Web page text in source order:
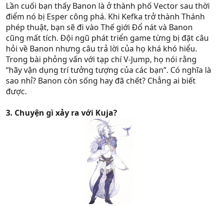
Lần cuối bạn thấy Banon là ở thành phố Vector sau thời
điểm nó bị Esper công phá. Khi Kefka trở thành Thánh
phép thuật, bạn sẽ đi vào Thế giới Đổ nát và Banon
cũng mất tích. Đội ngũ phát triển game từng bị đặt câu
hỏi về Banon nhưng câu trả lời của họ khá khó hiểu.
Trong bài phỏng vấn với tạp chí V-Jump, họ nói rằng
“hãy vận dụng trí tưởng tượng của các bạn”. Có nghĩa là
sao nhỉ? Banon còn sống hay đã chết? Chẳng ai biết
được.
3. Chuyện gì xảy ra với Kuja?